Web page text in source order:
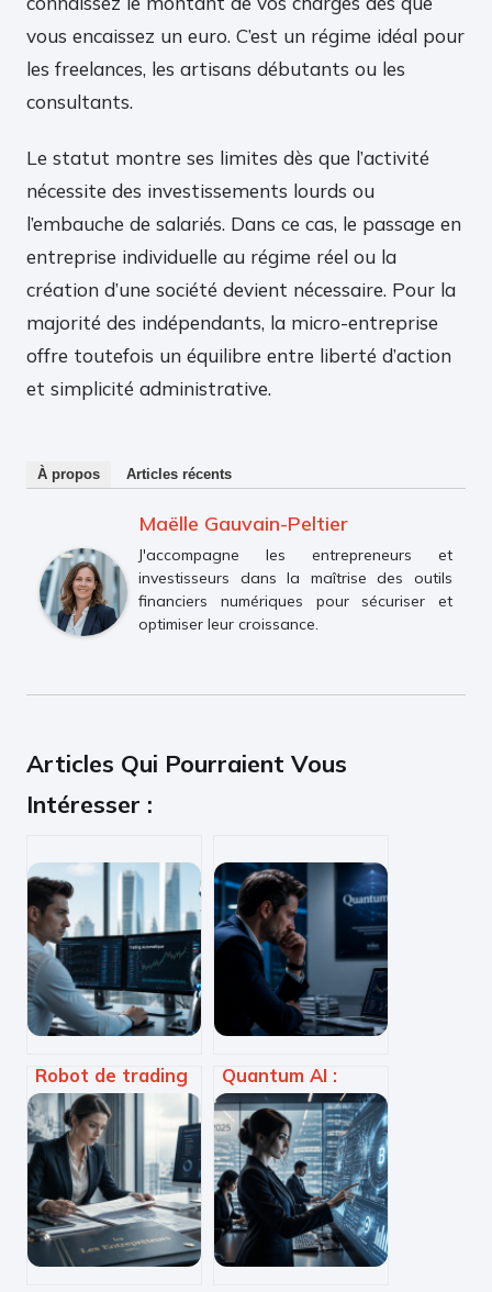
vous encaissez un euro. C’est un régime idéal pour
les freelances, les artisans débutants ou les
consultants.
Le statut montre ses limites dès que l’activité
nécessite des investissements lourds ou
l’embauche de salariés. Dans ce cas, le passage en
entreprise individuelle au régime réel ou la
création d’une société devient nécessaire. Pour la
majorité des indépendants, la micro-entreprise
offre toutefois un équilibre entre liberté d’action
et simplicité administrative.
À propos Articles récents
Maëlle Gauvain-Peltier
J'accompagne les entrepreneurs et
investisseurs dans la maîtrise des outils
financiers numériques pour sécuriser et
optimiser leur croissance.
Articles Qui Pourraient Vous
Intéresser :
Robot de trading
automatique : 93
stratégies, 2
minutes de
gestion et la fin
des erreurs
humaines ?
Quantum AI :
entre promesses
de richesse et
réalité d’une
fraude financière